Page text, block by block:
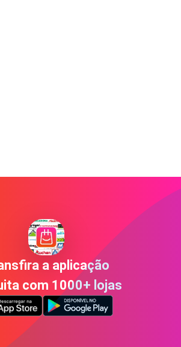
a aplicação
com 1000+ lojas